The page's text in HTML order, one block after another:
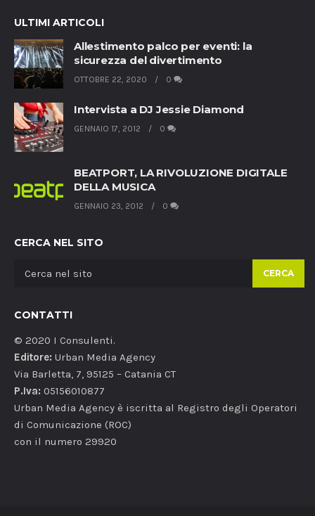
ULTIMI ARTICOLI
Allestimento palco per eventi: la
sicurezza del divertimento
OTTOBRE 22, 2020 0
Intervista a DJ Jessie Diamond
GENNAIO 17, 2012 0
BEATPORT, LA RIVOLUZIONE DIGITALE
DELLA MUSICA
GENNAIO 23, 2012 0
CERCA NEL SITO
CERCA
CONTATTI
© 2020 I Consulenti.
Editore: Urban Media Agency
Via Barletta, 7, 95125 – Catania CT
P.Iva: 05156010877
Urban Media Agency è iscritta al Registro degli Operatori
di Comunicazione (ROC)
con il numero 29920